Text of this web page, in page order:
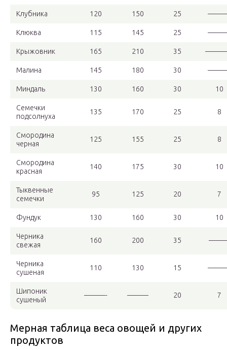
Клубника 120 150 25
Клюква 115 145 25
Крыжовник 165 210 35
Малина 145 180 30
Миндаль 130 160 30 10
Семечки
подсолнуха
135 170 25 8
Смородина
черная
125 155 25 8
Смородина
красная
140 175 30 10
Тыквенные
семечки
95 125 20 7
Фундук 130 160 30 10
Черника
свежая
160 200 35
Черника
сушеная
110 130 15
Шипоник
сушеный
———- ——— 20 7
Мерная таблица веса овощей и других
продуктов